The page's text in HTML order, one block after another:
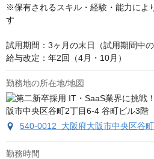
※保有されるスキル・経験・能力によ
す
試用期間：3ヶ月の末日（試用期間中
給与改定：年2回（4月・10月）
勤務地の所在地/地図
540-0012 大阪府大阪市中央区谷
勤務時間